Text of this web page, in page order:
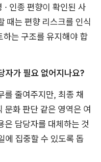
· 인종 편향이 확인된 사
때는 편향 리스크를 인식
는 구조를 유지해야 합
자가 필요 없어지나요?
줄여주지만, 최종 채
문화 판단 같은 영역은 여
담당자를 대체하는 것
에 집중할 수 있도록 돕